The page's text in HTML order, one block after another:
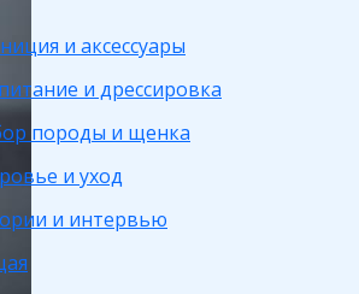
и аксессуары
и дрессировка
породы и щенка
и уход
и интервью